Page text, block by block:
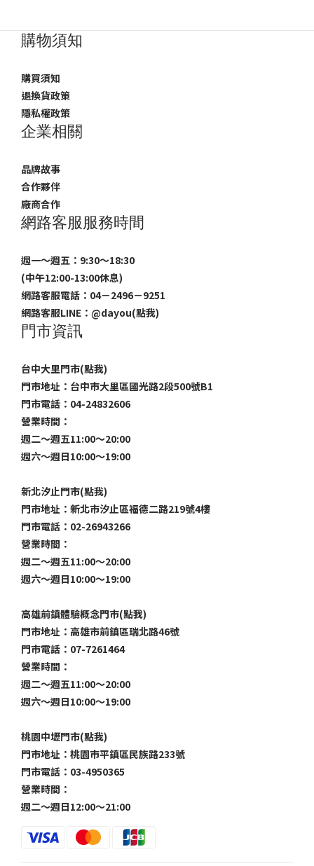
購物須知
購買須知
退換貨政策
隱私權政策
企業相關
品牌故事
合作夥伴
廠商合作
網路客服服務時間
週一～週五：9:30～18:30
(中午12:00-13:00休息)
網路客服電話：04－2496－9251
網路客服LINE： @dayou(點我)
門市資訊
台中大里門市(點我)
門市地址：台中市大里區國光路2段500號B1
門市電話：04-24832606
營業時間：
週二～週五11:00～20:00
週六～週日10:00～19:00
新北汐止門市(點我)
門市地址：新北市汐止區福德二路219號4樓
門市電話：02-26943266
營業時間：
週二～週五11:00～20:00
週六～週日10:00～19:00
高雄前鎮體驗概念門市(點我)
門市地址：高雄市前鎮區瑞北路46號
門市電話：07-7261464
營業時間：
週二～週五11:00～20:00
週六～週日10:00～19:00
桃園中壢門市(點我)
門市地址：桃園市平鎮區民族路233號
門市電話：03-4950365
營業時間：
週二～週日12:00～21:00